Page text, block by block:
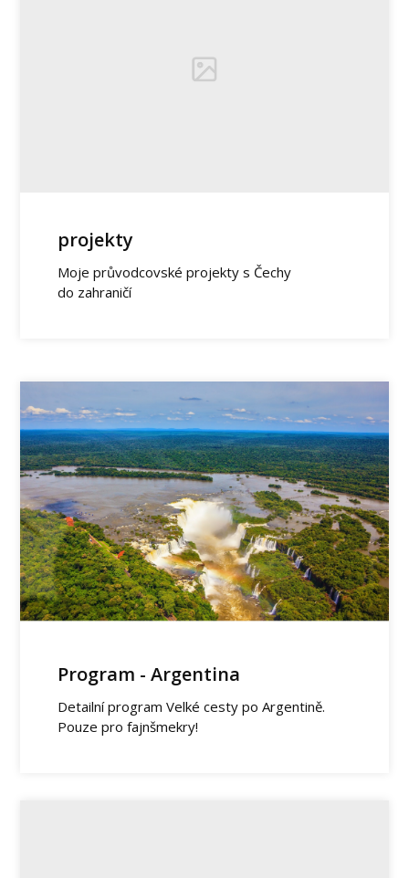
projekty
Moje průvodcovské projekty s Čechy
do zahraničí
Program - Argentina
Detailní program Velké cesty po Argentině.
Pouze pro fajnšmekry!